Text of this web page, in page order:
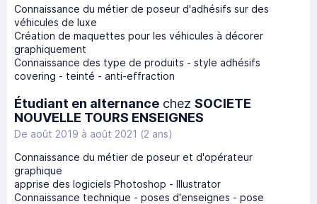
Connaissance du métier de poseur d'adhésifs sur des
véhicules de luxe
Création de maquettes pour les véhicules à décorer
graphiquement
Connaissance des type de produits - style adhésifs
covering - teinté - anti-effraction
Étudiant en alternance chez SOCIETE
NOUVELLE TOURS ENSEIGNES
De août 2019 à août 2021 (2 ans)
Connaissance du métier de poseur et d'opérateur
graphique
apprise des logiciels Photoshop - Illustrator
Connaissance technique - poses d'enseignes - pose